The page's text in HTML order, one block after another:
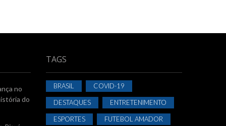
no
do
TAGS
BRASIL COVID-19
DESTAQUES ENTRETENIMENTO
ESPORTES FUTEBOL AMADOR